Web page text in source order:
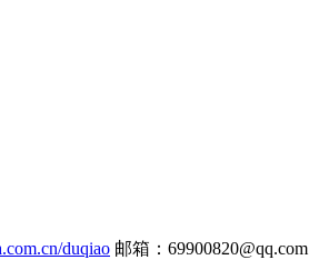
duqiao 邮箱：69900820@qq.com